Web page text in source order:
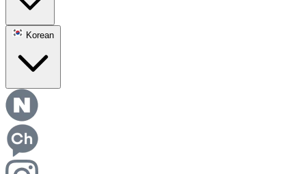
SOL 소식
Korean